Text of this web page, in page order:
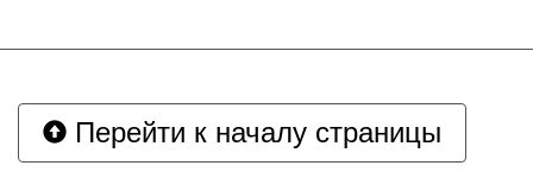
Перейти к началу страницы